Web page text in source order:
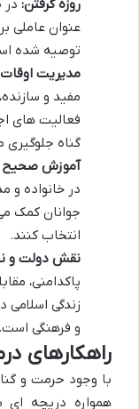
روزه گرفتن: در
عنوان عاملی
توصیه شده
مدیریت
مفید و
فعالیت های
گناه جلوگیری
آموزش صحیح
در خانواده و
جوانان کمک
انتخاب کنند.
نقش دولت و
پاکدامنی،
زندگی
و فرهنگی است.
راهکارهای
با وجود حرمت و
همواره دریچه ای